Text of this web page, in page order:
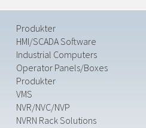
Produkter
HMI/SCADA Software
Industrial Computers
Operator Panels/Boxes
Produkter
VMS
NVR/NVC/NVP
NVRN Rack Solutions